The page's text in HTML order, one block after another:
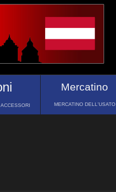
Mercatino
MERCATINO DELL'USATO